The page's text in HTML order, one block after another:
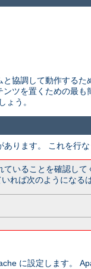
協調して動作する
ツを置くための最も
ょう。
ります。 これを行な
いることを確認して
れば次のようになる
に設定します。